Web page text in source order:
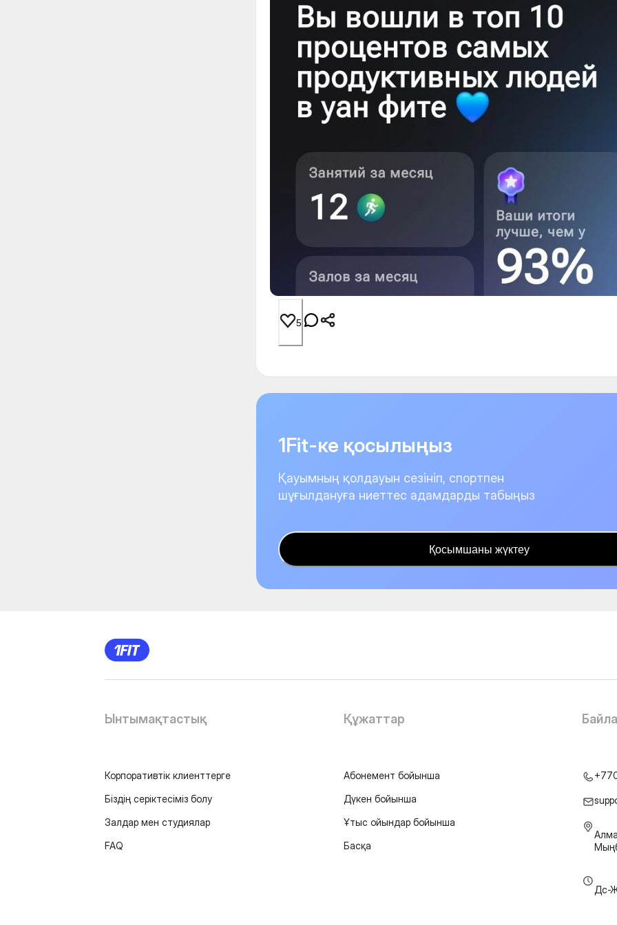
5
1Fit-ке қосылыңыз
Қауымның қолдауын сезініп, спортпен
шұғылдануға ниеттес адамдарды табыңыз
Қосымшаны жүктеу
Ынтымақтастық
Корпоративтік клиенттерге
Біздің серіктесіміз болу
Залдар мен студиялар
FAQ
Құжаттар
Абонемент бойынша
Дүкен бойынша
Ұтыс ойындар бойынша
Басқа
Дс-